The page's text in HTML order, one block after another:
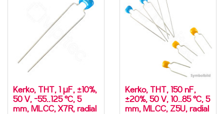
Kerko, THT, 1 µF, ±10%,
50 V, -55..125 °C, 5
mm, MLCC, X7R, radial
Kerko, THT, 150 nF,
±20%, 50 V, 10..85 °C, 5
mm, MLCC, Z5U, radial